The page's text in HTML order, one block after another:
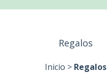
Regalos
Inicio > Regalos